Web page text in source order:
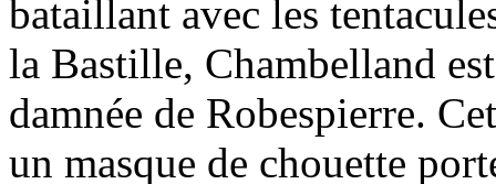
bataillant avec les
la Bastille, Chambelland
damnée de Robespierre.
un masque de chouette